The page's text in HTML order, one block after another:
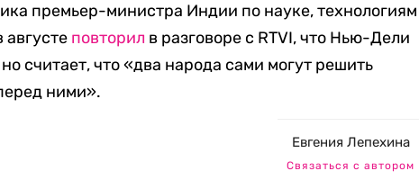
премьер-министра Индии по науке, технологиям
повторил в разговоре с RTVI, что Нью-Дели
считает, что «два народа сами могут решить
ними».
Евгения Лепехина
Связаться с автором